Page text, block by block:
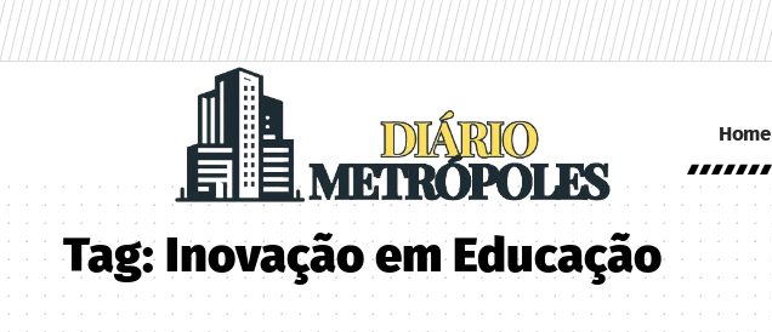
Home
Tag:Inovação em Educação